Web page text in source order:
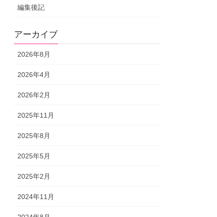
編集後記
アーカイブ
2026年8月
2026年4月
2026年2月
2025年11月
2025年8月
2025年5月
2025年2月
2024年11月